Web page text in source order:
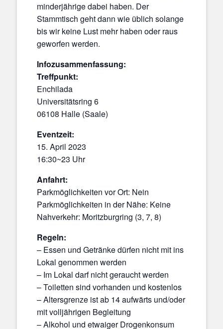
minderjährige dabei haben. Der
Stammtisch geht dann wie üblich solange
bis wir keine Lust mehr haben oder raus
geworfen werden.
Infozusammenfassung:
Treffpunkt:
Enchilada
Universitätsring 6
06108 Halle (Saale)
Eventzeit:
15. April 2023
16:30~23 Uhr
Anfahrt:
Parkmöglichkeiten vor Ort: Nein
Parkmöglichkeiten in der Nähe: Keine
Nahverkehr: Moritzburgring (3, 7, 8)
Regeln:
– Essen und Getränke dürfen nicht mit ins
Lokal genommen werden
– Im Lokal darf nicht geraucht werden
– Toiletten sind vorhanden und kostenlos
– Altersgrenze ist ab 14 aufwärts und/oder
mit volljährigen Begleitung
– Alkohol und etwaiger Drogenkonsum